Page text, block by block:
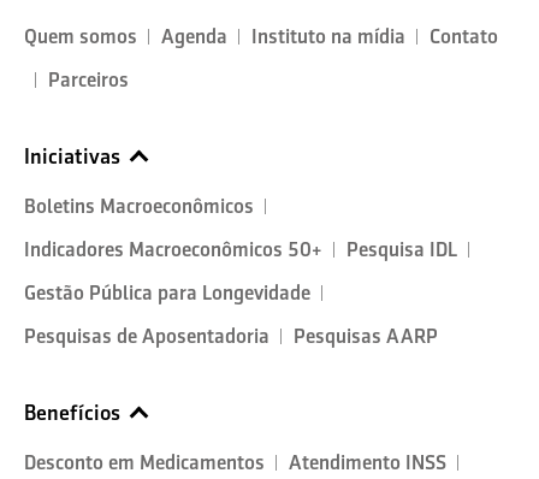
Quem somos Agenda Instituto na mídia
Contato
Parceiros
Iniciativas
Boletins Macroeconômicos
Indicadores Macroeconômicos 50+
Pesquisa IDL
Gestão Pública para Longevidade
Pesquisas de Aposentadoria
Pesquisas AARP
Benefícios
Desconto em Medicamentos
Atendimento INSS